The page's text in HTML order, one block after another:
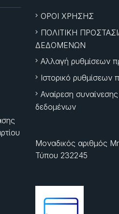
ΟΡΟΙ ΧΡΗΣΗΣ
ΠΟΛΙΤΙΚΗ
ΔΕΔΟΜΕΝΩΝ
Αλλαγή ρυθμίσεων
Ιστορικό
Αναίρεση
δεδομένων
Μοναδικός αριθμός
Τύπου 232245